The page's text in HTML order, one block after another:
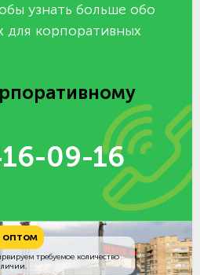
узнать больше обо
для корпоративных
09-16
оптом
требуемое количество